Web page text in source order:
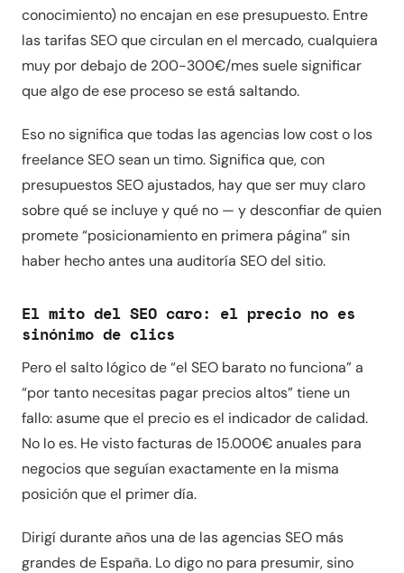
conocimiento) no encajan en ese presupuesto. Entre
las tarifas SEO que circulan en el mercado, cualquiera
muy por debajo de 200-300€/mes suele significar
que algo de ese proceso se está saltando.
Eso no significa que todas las agencias low cost o los
freelance SEO sean un timo. Significa que, con
presupuestos SEO ajustados, hay que ser muy claro
sobre qué se incluye y qué no — y desconfiar de quien
promete “posicionamiento en primera página” sin
haber hecho antes una auditoría SEO del sitio.
El mito del SEO caro: el precio no es
sinónimo de clics
Pero el salto lógico de “el SEO barato no funciona” a
“por tanto necesitas pagar precios altos” tiene un
fallo: asume que el precio es el indicador de calidad.
No lo es. He visto facturas de 15.000€ anuales para
negocios que seguían exactamente en la misma
posición que el primer día.
Dirigí durante años una de las agencias SEO más
grandes de España. Lo digo no para presumir, sino